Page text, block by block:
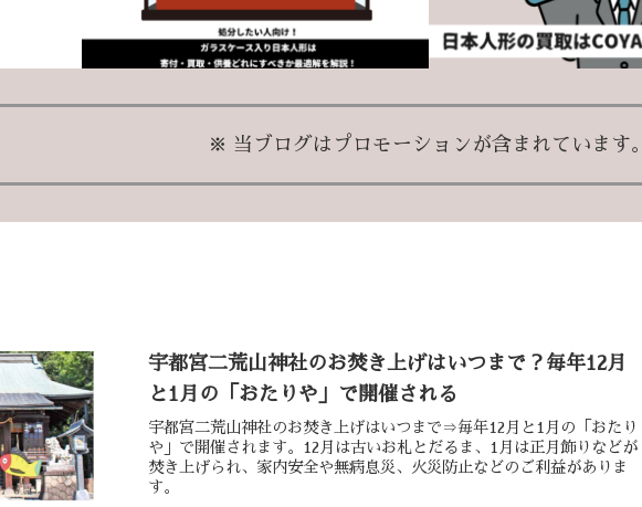
※ 当ブログはプロモーションが含まれています。
宇都宮二荒山神社のお焚き上げはいつまで？毎年12月
と1月の「おたりや」で開催される
宇都宮二荒山神社のお焚き上げはいつまで⇒毎年12月と1月の「おたり
や」で開催されます。12月は古いお札とだるま、1月は正月飾りなどが
焚き上げられ、家内安全や無病息災、火災防止などのご利益がありま
す。